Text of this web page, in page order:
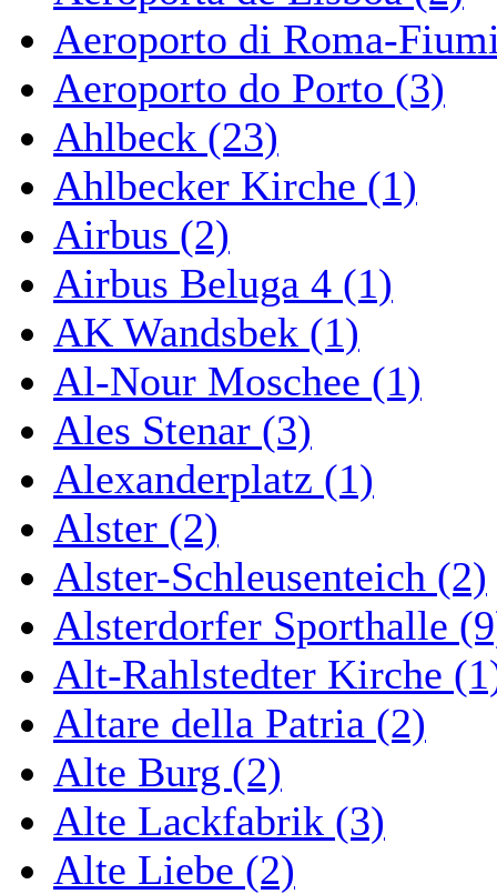
Aeroporto di Roma-
Aeroporto do Porto (3)
Ahlbeck (23)
Ahlbecker Kirche (1)
Airbus (2)
Airbus Beluga 4 (1)
AK Wandsbek (1)
Al-Nour Moschee (1)
Ales Stenar (3)
Alexanderplatz (1)
Alster (2)
Alster-Schleusenteich (2)
Alsterdorfer Sporthalle
Alt-Rahlstedter Kirche
Altare della Patria (2)
Alte Burg (2)
Alte Lackfabrik (3)
Alte Liebe (2)